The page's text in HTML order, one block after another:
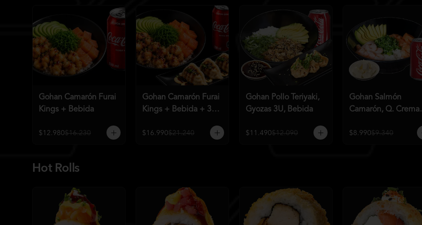
Gohan Camarón Furai
Kings + Bebida
$12.980$16.230
Gohan Camarón Furai
Kings + Bebida + 3
Nikkei
$16.990$21.240
Gohan Pollo Teriyaki,
Gyozas 3U, Bebida
$11.490$12.090
Gohan Salmón
Camarón, Q. Crema,
$8.990$9.340
Hot Rolls